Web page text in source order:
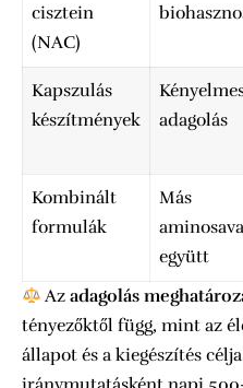
cisztein
(NAC)
Kapszulás
készítmények
adagolás
Kombinált
formulák
Más
együtt
Azadagolás
tényezőktől függ, mint az
állapot és a kiegészítés